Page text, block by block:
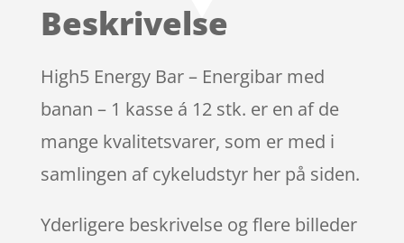
kundebedøm
Beskrivelse
High5 Energy Bar – Energibar med
banan – 1 kasse á 12 stk. er en af de
mange kvalitetsvarer, som er med i
samlingen af cykeludstyr her på siden.
Yderligere beskrivelse og flere billeder